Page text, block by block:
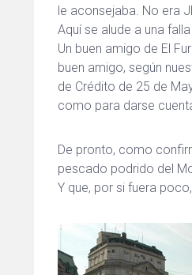
le aconsejaba. No era
Aquí se alude a una
Un buen amigo de El
buen amigo, según
de Crédito de 25 de
como para darse
De pronto, como
pescado podrido del
Y que, por si fuera